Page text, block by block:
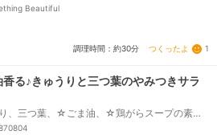
ス（なくてもOK）
Beautiful
調理時間：約30分 つくったよ 1
香る♪きゅうりと三つ葉のやみつきサラ
、三つ葉、☆ごま油、☆鶏がらスープの素、
く、海苔、いりごま